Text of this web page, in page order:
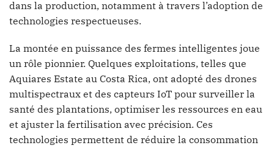
dans la production, notamment à travers l’adoption de
technologies respectueuses.
La montée en puissance des fermes intelligentes joue
un rôle pionnier. Quelques exploitations, telles que
Aquiares Estate au Costa Rica, ont adopté des drones
multispectraux et des capteurs IoT pour surveiller la
santé des plantations, optimiser les ressources en eau
et ajuster la fertilisation avec précision. Ces
technologies permettent de réduire la consommation